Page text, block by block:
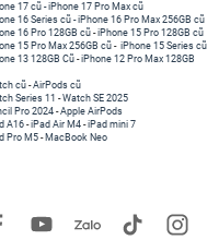
17 cũ-iPhone 17 Pro Max cũ
16 Series cũ - iPhone 16 Pro Max 256GB cũ
16 Pro 128GB cũ-iPhone 15 Pro 128GB cũ
15 Pro Max 256GB cũ - iPhone 15 Series cũ
13 128GB Cũ -iPhone 12 Pro Max 128GB
cũ -AirPods cũ
Series 11 -Watch SE 2025
Pro 2024-Apple AirPods
A16-iPad Air M4 -iPad mini 7
Pro M5 - MacBook Neo